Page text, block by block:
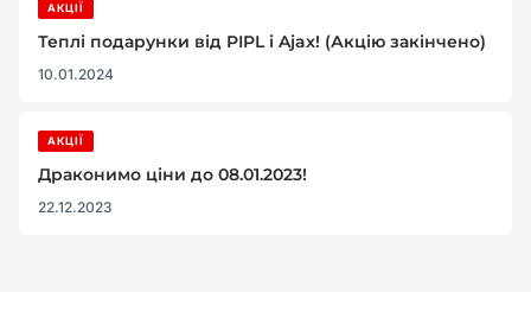
АКЦІЇ
Теплі подарунки від PIPL і Ajax! (Акцію закінчено)
10.01.2024
АКЦІЇ
Драконимо ціни до 08.01.2023!
22.12.2023